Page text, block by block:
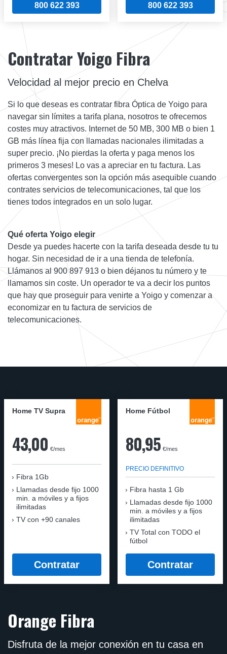
800 622 393 800 622 393
Contratar Yoigo Fibra
Velocidad al mejor precio en Chelva
Si lo que deseas es contratar fibra Óptica de Yoigo para
navegar sin límites a tarifa plana, nosotros te ofrecemos
costes muy atractivos. Internet de 50 MB, 300 MB o bien 1
GB más línea fija con llamadas nacionales ilimitadas a
super precio. ¡No pierdas la oferta y paga menos los
primeros 3 meses! Lo vas a apreciar en tu factura. Las
ofertas convergentes son la opción más asequible cuando
contrates servicios de telecomunicaciones, tal que los
tienes todos integrados en un solo lugar.
Qué oferta Yoigo elegir
Desde ya puedes hacerte con la tarifa deseada desde tu tu
hogar. Sin necesidad de ir a una tienda de telefonía.
Llámanos al 900 897 913 o bien déjanos tu número y te
llamamos sin coste. Un operador te va a decir los puntos
que hay que proseguir para venirte a Yoigo y comenzar a
economizar en tu factura de servicios de
telecomunicaciones.
Home TV Supra
43,00 €/mes
Fibra 1Gb
Llamadas desde fijo 1000
min. a móviles y a fijos
ilimitadas
TV con +90 canales
Contratar
Home Fútbol
80,95 €/mes
PRECIO DEFINITIVO
Fibra hasta 1 Gb
Llamadas desde fijo 1000
min. a móviles y a fijos
ilimitadas
TV Total con TODO el
fútbol
Contratar
Orange Fibra
Disfruta de la mejor conexión en tu casa en